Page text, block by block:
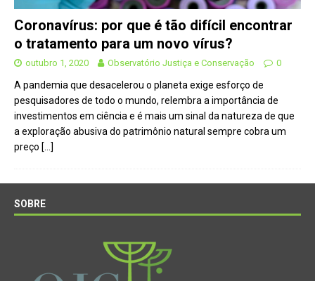
Coronavírus: por que é tão difícil encontrar
o tratamento para um novo vírus?
outubro 1, 2020 Observatório Justiça e Conservação 0
A pandemia que desacelerou o planeta exige esforço de
pesquisadores de todo o mundo, relembra a importância de
investimentos em ciência e é mais um sinal da natureza de que
a exploração abusiva do patrimônio natural sempre cobra um
preço […]
SOBRE